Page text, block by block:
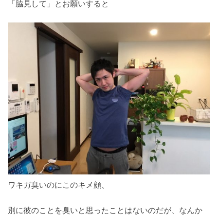
「脇見して」とお願いすると
ワキガ臭いのにこのキメ顔、
別に彼のことを臭いと思ったことはないのだが、なんか